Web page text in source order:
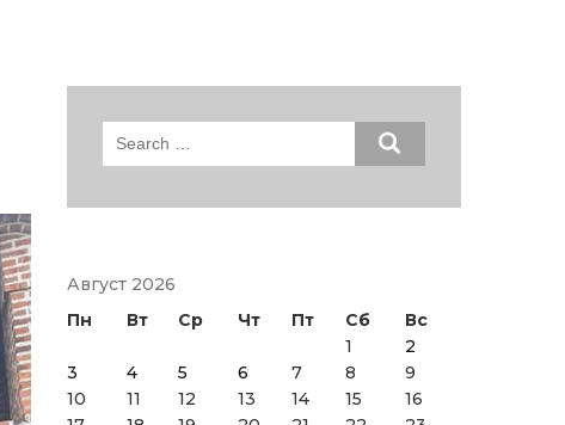
Search
Август 2026
Пн
Вт Ср Чт Пт Сб
Вс
1
2
3
4 5 6 7 8
9
10
11 12 13 14 15
16